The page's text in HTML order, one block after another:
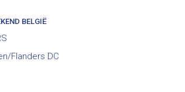
BELGIË
Flanders DC